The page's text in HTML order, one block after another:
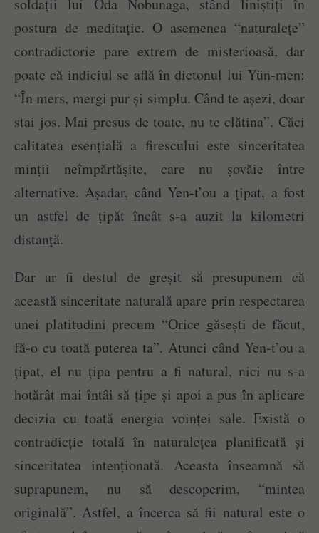
postura de meditație. O asemenea “naturalețe”
contradictorie pare extrem de misterioasă, dar
poate că indiciul se află în dictonul lui Yün-men:
“În mers, mergi pur și simplu. Când te așezi, doar
stai jos. Mai presus de toate, nu te clătina”. Căci
calitatea esențială a firescului este sinceritatea
minții neîmpărtășite, care nu șovăie între
alternative. Așadar, când Yen-t’ou a țipat, a fost
un astfel de țipăt încât s-a auzit la kilometri
distanță.
Dar ar fi destul de greșit să presupunem că
această sinceritate naturală apare prin respectarea
unei platitudini precum “Orice găsești de făcut,
fă-o cu toată puterea ta”. Atunci când Yen-t’ou a
țipat, el nu țipa pentru a fi natural, nici nu s-a
hotărât mai întâi să țipe și apoi a pus în aplicare
decizia cu toată energia voinței sale. Există o
contradicție totală în naturalețea planificată și
sinceritatea intenționată. Aceasta înseamnă să
suprapunem, nu să descoperim, “mintea
originală”. Astfel, a încerca să fii natural este o